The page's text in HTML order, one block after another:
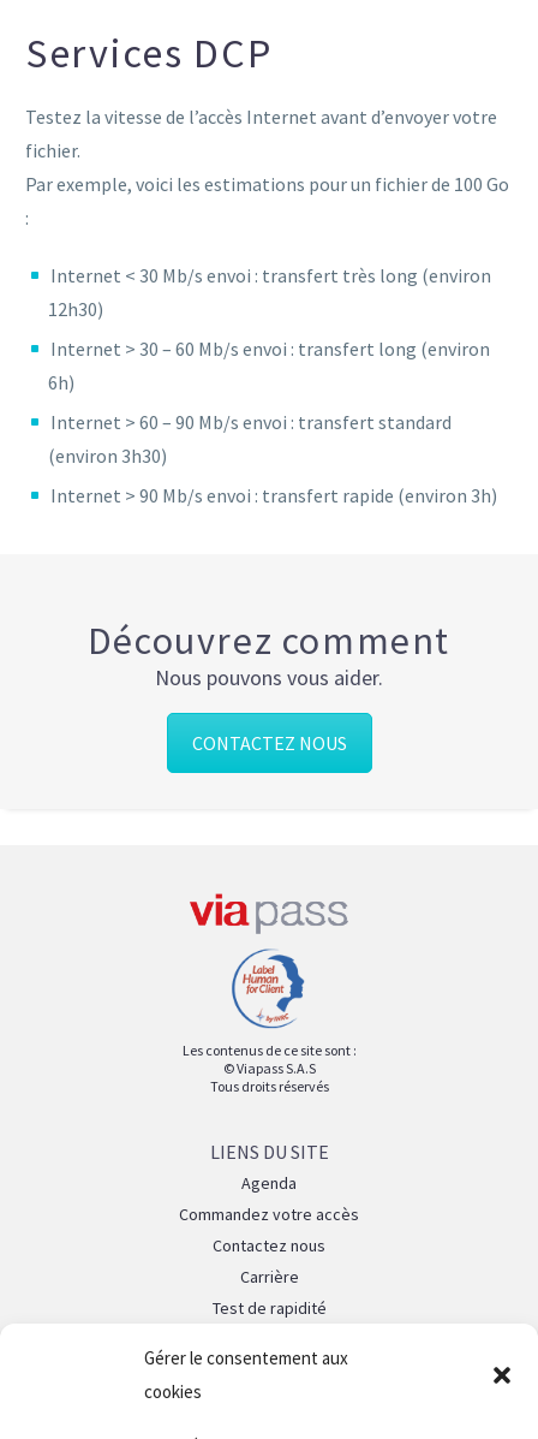
Gérer le consentement aux
cookies
Services DCP
Testez la vitesse de l’accès Internet avant d’envoyer votre
fichier.
Par exemple, voici les estimations pour un fichier de 100 Go
:
Internet < 30 Mb/s envoi : transfert très long (environ
12h30)
Internet > 30 – 60 Mb/s envoi : transfert long (environ
6h)
Internet > 60 – 90 Mb/s envoi : transfert standard
(environ 3h30)
Internet > 90 Mb/s envoi : transfert rapide (environ 3h)
Découvrez comment
Nous pouvons vous aider.
CONTACTEZ NOUS
Les contenus de ce site sont :
© Viapass S.A.S
Tous droits réservés
LIENS DU SITE
Agenda
Commandez votre accès
Contactez nous
Carrière
Test de rapidité